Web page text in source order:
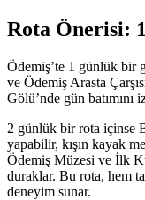
Rota Önerisi:
Ödemiş’te 1 günlük bir
ve Ödemiş Arasta
Gölü’nde gün
2 günlük bir rota içinse
yapabilir, kışın kayak
Ödemiş Müzesi ve İlk
duraklar. Bu rota, hem
deneyim sunar.